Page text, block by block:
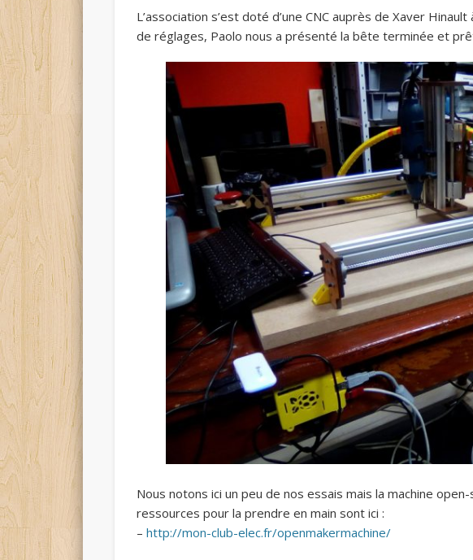
L’association s’est doté d’une CNC auprès de Xaver
de réglages, Paolo nous a présenté la bête terminée et
Nous notons ici un peu de nos essais mais la machine
ressources pour la prendre en main sont ici :
– http://mon-club-elec.fr/openmakermachine/